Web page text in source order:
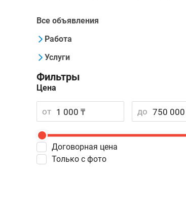
Все объявления
Работа
Услуги
Фильтры
Цена
от до
Договорная цена
Только с фото